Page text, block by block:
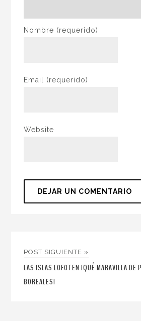
Nombre (requerido)
Email (requerido)
Website
POST SIGUIENTE »
LAS ISLAS LOFOTEN ¡QUÉ MARAVILLA DE
BOREALES!